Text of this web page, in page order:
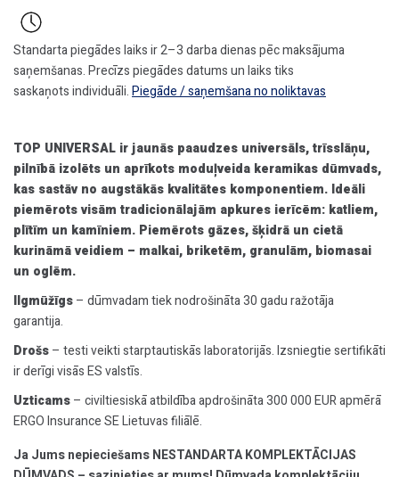
Standarta piegādes laiks ir 2–3 darba dienas pēc maksājuma
saņemšanas. Precīzs piegādes datums un laiks tiks
saskaņots individuāli.Piegāde / saņemšana no noliktavas
TOP UNIVERSAL ir jaunās paaudzes universāls, trīsslāņu,
pilnībā izolēts un aprīkots moduļveida keramikas dūmvads,
kas sastāv no augstākās kvalitātes komponentiem. Ideāli
piemērots visām tradicionālajām apkures ierīcēm: katliem,
plītīm un kamīniem. Piemērots gāzes, šķidrā un cietā
kurināmā veidiem – malkai, briketēm, granulām, biomasai
un oglēm.
Ilgmūžīgs– dūmvadam tiek nodrošināta 30 gadu ražotāja
garantija.
Drošs– testi veikti starptautiskās laboratorijās. Izsniegtie sertifikāti
ir derīgi visās ES valstīs.
Uzticams– civiltiesiskā atbildība apdrošināta 300 000 EUR apmērā
ERGO Insurance SE Lietuvas filiālē.
Ja Jums nepieciešams NESTANDARTA KOMPLEKTĀCIJAS